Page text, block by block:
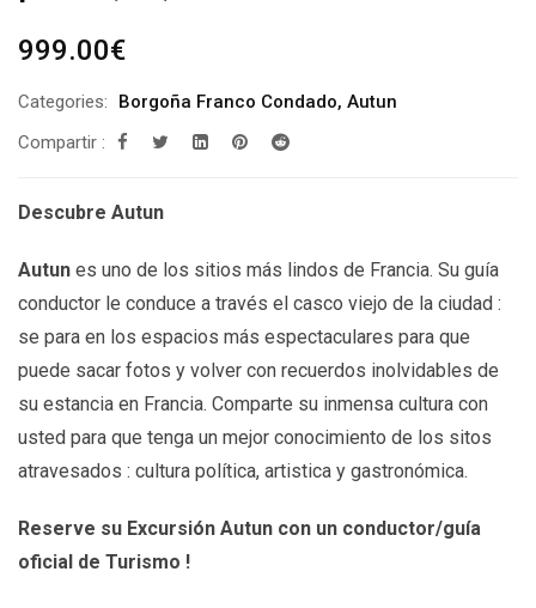
999.00€
Categories: Borgoña Franco Condado, Autun
Compartir :
Descubre Autun
Autun es uno de los sitios más lindos de Francia. Su guía
conductor le conduce a través el casco viejo de la ciudad :
se para en los espacios más espectaculares para que
puede sacar fotos y volver con recuerdos inolvidables de
su estancia en Francia. Comparte su inmensa cultura con
usted para que tenga un mejor conocimiento de los sitos
atravesados : cultura política, artistica y gastronómica.
Reserve su Excursión Autun con un conductor/guía
oficial de Turismo !